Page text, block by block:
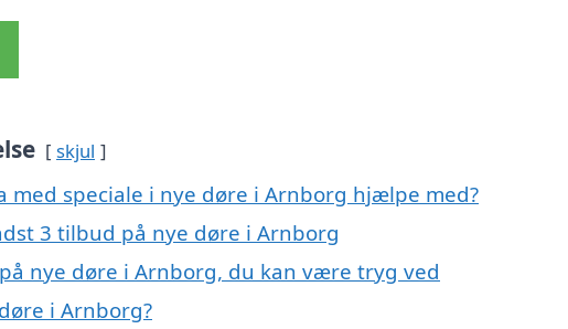
skjul
med speciale i nye døre i Arnborg hjælpe med?
3 tilbud på nye døre i Arnborg
nye døre i Arnborg, du kan være tryg ved
i Arnborg?